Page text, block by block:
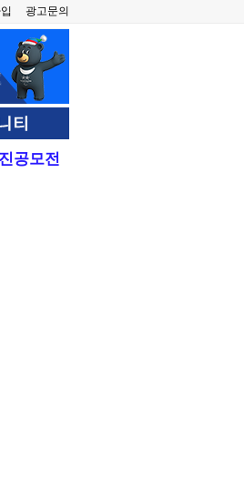
광고문의
공모전